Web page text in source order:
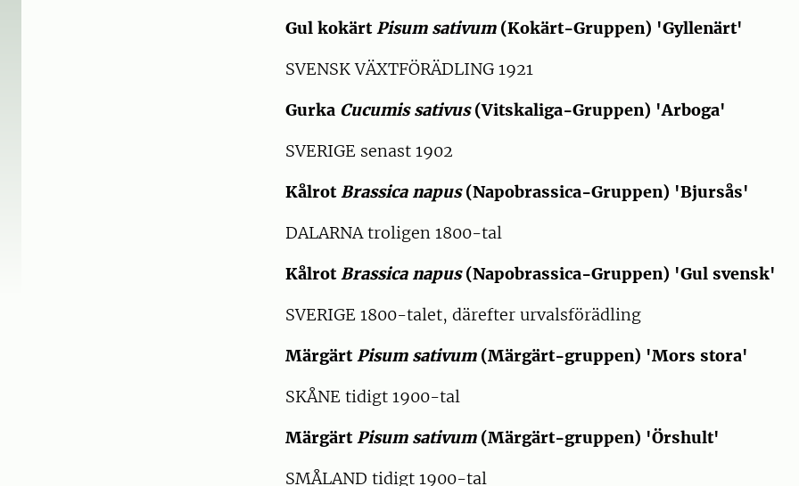
Gul kokärtPisum sativum(Kokärt-Gruppen) 'Gyllenärt'
SVENSK VÄXTFÖRÄDLING 1921
Gurka Cucumis sativus(Vitskaliga-Gruppen) 'Arboga'
SVERIGE senast 1902
KålrotBrassica napus(Napobrassica-Gruppen) 'Bjursås'
DALARNA troligen 1800-tal
KålrotBrassica napus(Napobrassica-Gruppen) 'Gul svensk'
SVERIGE 1800-talet, därefter urvalsförädling
MärgärtPisum sativum(Märgärt-gruppen) 'Mors stora'
SKÅNE tidigt 1900-tal
MärgärtPisum sativum(Märgärt-gruppen) 'Örshult'
SMÅLAND tidigt 1900-tal